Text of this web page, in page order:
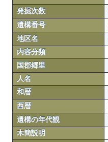
発掘次数
遺構番号
地区名
内容分類
国郡郷里
人名
和暦
西暦
遺構の年代観
木簡説明